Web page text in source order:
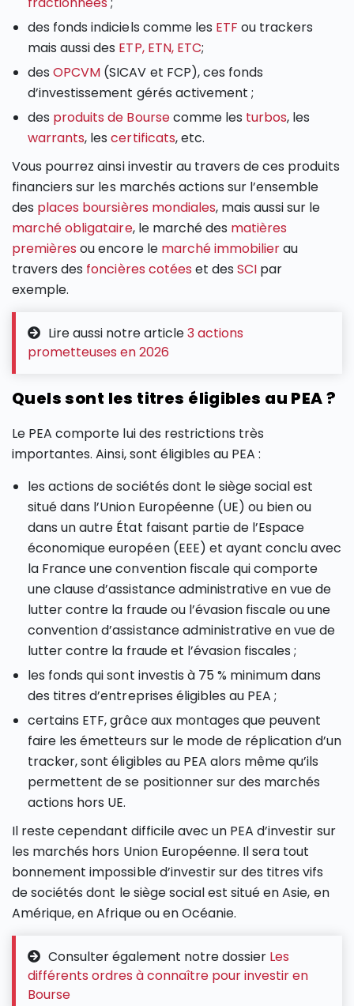
des fonds indiciels comme les ETF ou trackers
mais aussi des ETP, ETN, ETC;
desOPCVM (SICAV et FCP), ces fonds
d’investissement gérés activement ;
des produits de Boursecomme les turbos, les
warrants, lescertificats, etc.
Vous pourrez ainsi investir au travers de ces produits
financiers sur les marchés actions sur l’ensemble
des places boursières mondiales, mais aussi sur le
marché obligataire, le marché des matières
premières ou encore le marché immobilierau
travers des foncières cotées et desSCI par
exemple.
Lire aussi notre article3 actions
prometteuses en 2026
Quels sont les titres éligibles au PEA ?
Le PEA comporte lui des restrictions très
importantes. Ainsi, sont éligibles au PEA :
les actions de sociétés dont le siège social est
situé dans l’Union Européenne (UE) ou bien ou
dans un autre État faisant partie de l’Espace
économique européen (EEE) et ayant conclu avec
la France une convention fiscale qui comporte
une clause d’assistance administrative en vue de
lutter contre la fraude ou l’évasion fiscale ou une
convention d’assistance administrative en vue de
lutter contre la fraude et l’évasion fiscales ;
les fonds qui sont investis à 75 % minimum dans
des titres d’entreprises éligibles au PEA ;
certains ETF, grâce aux montages que peuvent
faire les émetteurs sur le mode de réplication d’un
tracker, sont éligibles au PEA alors même qu’ils
permettent de se positionner sur des marchés
actions hors UE.
Il reste cependant difficile avec un PEA d’investir sur
les marchés hors Union Européenne. Il sera tout
bonnement impossible d’investir sur des titres vifs
de sociétés dont le siège social est situé en Asie, en
Amérique, en Afrique ou en Océanie.
Consulter également notre dossier Les
différents ordres à connaître pour investir en
Bourse